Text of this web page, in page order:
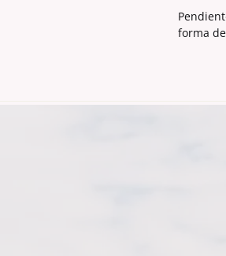
forma